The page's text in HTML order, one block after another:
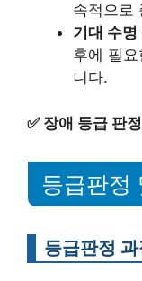
속적으로
기대 수명
후에 필
니다.
✅ 장애 등급 판
등급판정
등급판정 과